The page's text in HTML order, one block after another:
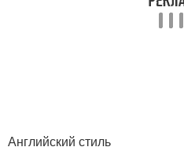
Английский стиль